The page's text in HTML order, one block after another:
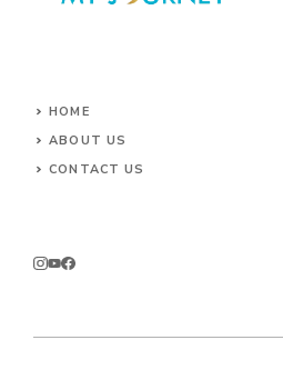
HOME
ABOUT US
CONTACT US